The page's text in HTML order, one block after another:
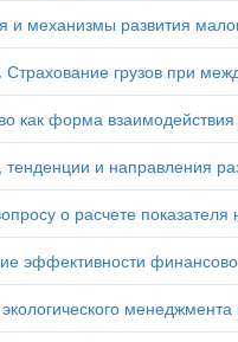
и механизмы развития
Страхование грузов при
как форма
и направления
о расчете
эффективности